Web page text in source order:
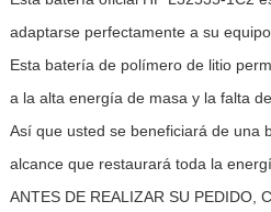
adaptarse perfectamente a su
Esta batería de polímero de litio
a la alta energía de masa y la falta
Así que usted se beneficiará de una
alcance que restaurará toda la
ANTES DE REALIZAR SU PEDIDO,